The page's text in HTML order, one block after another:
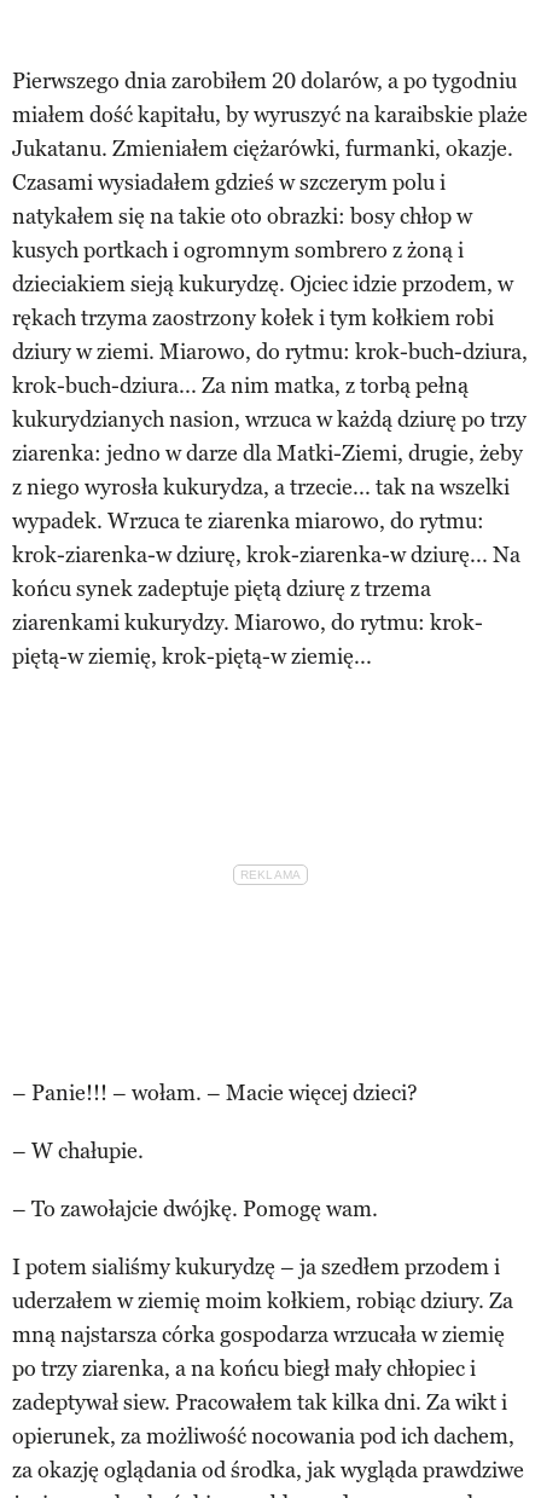
Pierwszego dnia zarobiłem 20 dolarów, a po tygodniu
miałem dość kapitału, by wyruszyć na karaibskie plaże
Jukatanu. Zmieniałem ciężarówki, furmanki, okazje.
Czasami wysiadałem gdzieś w szczerym polu i
natykałem się na takie oto obrazki: bosy chłop w
kusych portkach i ogromnym sombrero z żoną i
dzieciakiem sieją kukurydzę. Ojciec idzie przodem, w
rękach trzyma zaostrzony kołek i tym kołkiem robi
dziury w ziemi. Miarowo, do rytmu: krok-buch-dziura,
krok-buch-dziura... Za nim matka, z torbą pełną
kukurydzianych nasion, wrzuca w każdą dziurę po trzy
ziarenka: jedno w darze dla Matki-Ziemi, drugie, żeby
z niego wyrosła kukurydza, a trzecie... tak na wszelki
wypadek. Wrzuca te ziarenka miarowo, do rytmu:
krok-ziarenka-w dziurę, krok-ziarenka-w dziurę... Na
końcu synek zadeptuje piętą dziurę z trzema
ziarenkami kukurydzy. Miarowo, do rytmu: krok-
piętą-w ziemię, krok-piętą-w ziemię...
– Panie!!! – wołam. – Macie więcej dzieci?
– W chałupie.
– To zawołajcie dwójkę. Pomogę wam.
I potem sialiśmy kukurydzę – ja szedłem przodem i
uderzałem w ziemię moim kołkiem, robiąc dziury. Za
mną najstarsza córka gospodarza wrzucała w ziemię
po trzy ziarenka, a na końcu biegł mały chłopiec i
zadeptywał siew. Pracowałem tak kilka dni. Za wikt i
opierunek, za możliwość nocowania pod ich dachem,
za okazję oglądania od środka, jak wygląda prawdziwe